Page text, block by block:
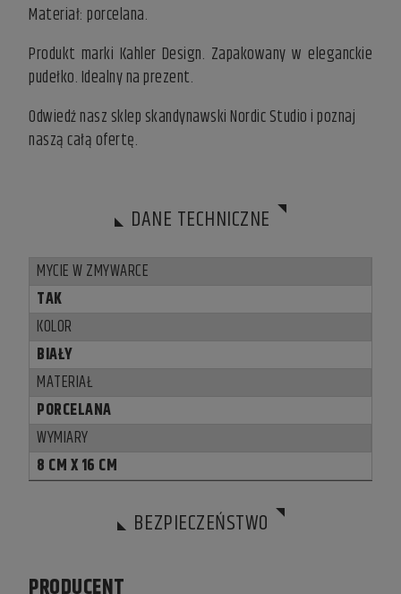
Materiał: porcelana.
Produkt marki Kahler Design. Zapakowany w eleganckie
pudełko. Idealny na prezent.
Odwiedź nasz sklep skandynawski Nordic Studio i poznaj
naszą całą ofertę.
DANE TECHNICZNE
MYCIE W ZMYWARCE
TAK
KOLOR
BIAŁY
MATERIAŁ
PORCELANA
WYMIARY
8 CM X 16 CM
BEZPIECZEŃSTWO
PRODUCENT